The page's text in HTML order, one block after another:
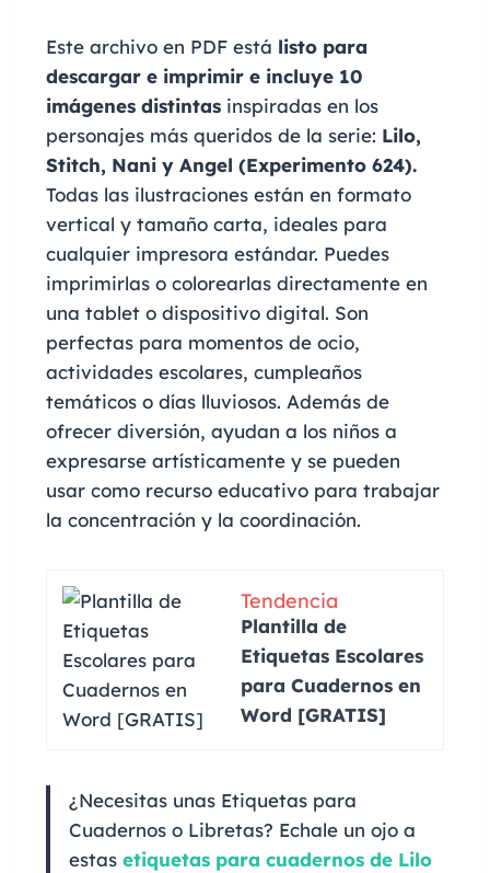
Este archivo en PDF está listo para
descargar e imprimir e incluye 10
imágenes distintas inspiradas en los
personajes más queridos de la serie: Lilo,
Stitch, Nani y Angel (Experimento 624).
Todas las ilustraciones están en formato
vertical y tamaño carta, ideales para
cualquier impresora estándar. Puedes
imprimirlas o colorearlas directamente en
una tablet o dispositivo digital. Son
perfectas para momentos de ocio,
actividades escolares, cumpleaños
temáticos o días lluviosos. Además de
ofrecer diversión, ayudan a los niños a
expresarse artísticamente y se pueden
usar como recurso educativo para trabajar
la concentración y la coordinación.
Tendencia
Plantilla de
Etiquetas Escolares
para Cuadernos en
Word [GRATIS]
¿Necesitas unas Etiquetas para
Cuadernos o Libretas? Echale un ojo a
estas etiquetas para cuadernos de Lilo